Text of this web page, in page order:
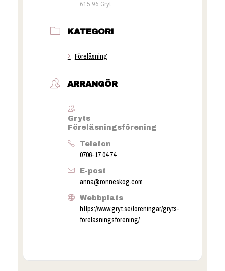
615 96 Gryt
KATEGORI
Föreläsning
ARRANGÖR
Gryts
Föreläsningsförening
Telefon
0706-17 04 74
E-post
anna@ronneskog.com
Webbplats
https://www.gryt.se/foreningar/gryts-
forelasningsforening/